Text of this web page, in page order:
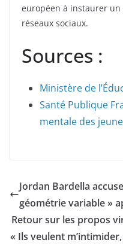
européen à instaurer
réseaux sociaux.
Sources :
Ministère de
Santé Publique
mentale des
Jordan Bardella
géométrie variable »
Retour sur les propos
« Ils veulent